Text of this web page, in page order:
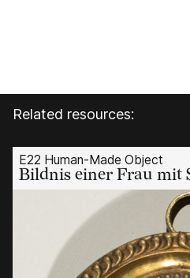
Related resources:
E22 Human-Made Object
Bildnis einer Frau mit